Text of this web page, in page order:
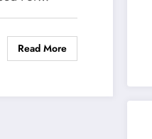
Read More